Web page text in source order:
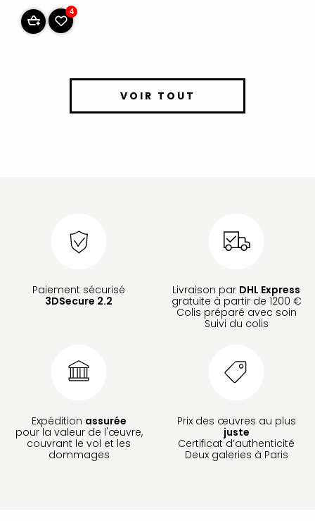
4
VOIR TOUT
Paiement sécurisé
3DSecure 2.2
Livraison par DHL Express
gratuite à partir de 1200 €
Colis préparé avec soin
Suivi du colis
Expédition assurée
pour la valeur de l'œuvre,
couvrant le vol et les
dommages
Prix des œuvres au plus
juste
Certificat d’authenticité
Deux galeries à Paris